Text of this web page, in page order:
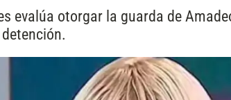
evalúa otorgar la guarda de